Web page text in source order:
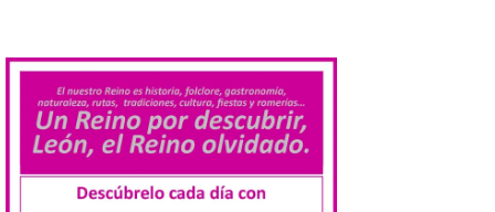
La decimoctava fotografía
de León de…viaje nos llega
desde la sede del
Parlamento Europeo en
Estrasburgo.
7 Ago 2026